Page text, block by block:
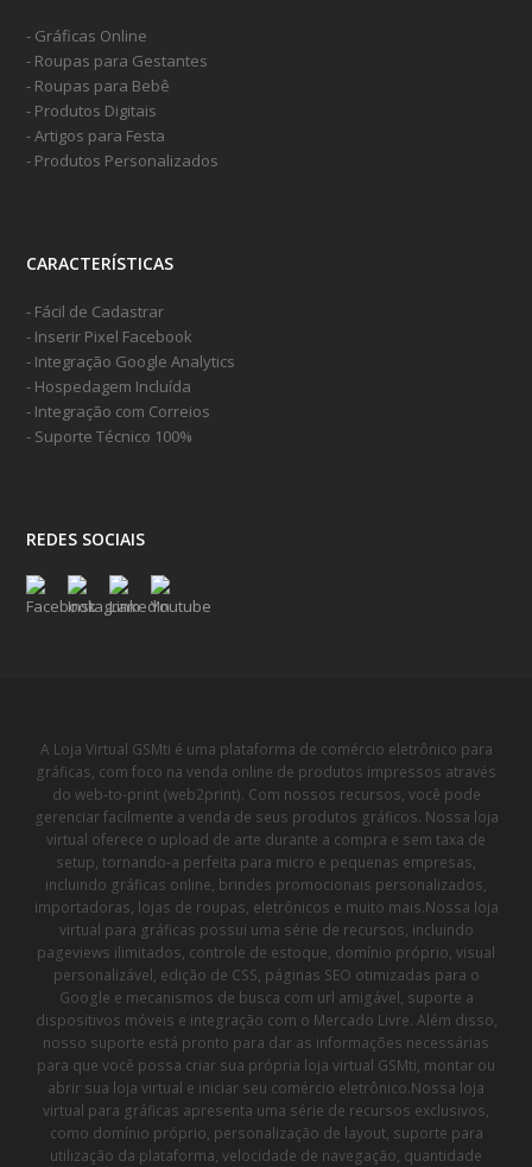
- Gráficas Online
- Roupas para Gestantes
- Roupas para Bebê
- Produtos Digitais
- Artigos para Festa
- Produtos Personalizados
CARACTERÍSTICAS
- Fácil de Cadastrar
- Inserir Pixel Facebook
- Integração Google Analytics
- Hospedagem Incluída
- Integração com Correios
- Suporte Técnico 100%
REDES SOCIAIS
A Loja Virtual GSMti é uma plataforma de comércio eletrônico para
gráficas, com foco na venda online de produtos impressos através
do web-to-print (web2print). Com nossos recursos, você pode
gerenciar facilmente a venda de seus produtos gráficos. Nossa loja
virtual oferece o upload de arte durante a compra e sem taxa de
setup, tornando-a perfeita para micro e pequenas empresas,
incluindo gráficas online, brindes promocionais personalizados,
importadoras, lojas de roupas, eletrônicos e muito mais.Nossa loja
virtual para gráficas possui uma série de recursos, incluindo
pageviews ilimitados, controle de estoque, domínio próprio, visual
personalizável, edição de CSS, páginas SEO otimizadas para o
Google e mecanismos de busca com url amigável, suporte a
dispositivos móveis e integração com o Mercado Livre. Além disso,
nosso suporte está pronto para dar as informações necessárias
para que você possa criar sua própria loja virtual GSMti, montar ou
abrir sua loja virtual e iniciar seu comércio eletrônico.Nossa loja
virtual para gráficas apresenta uma série de recursos exclusivos,
como domínio próprio, personalização de layout, suporte para
utilização da plataforma, velocidade de navegação, quantidade